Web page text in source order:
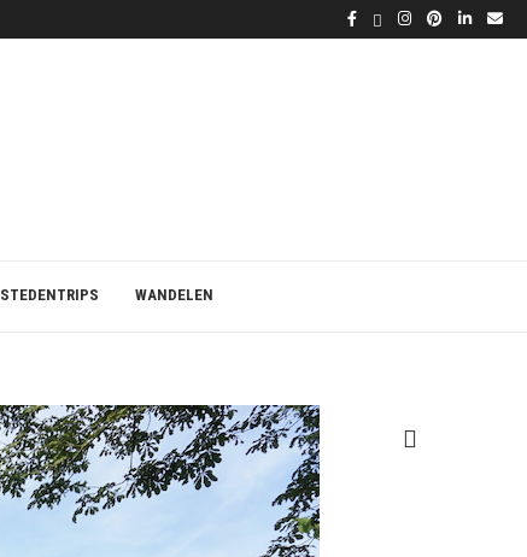
STEDENTRIPS WANDELEN